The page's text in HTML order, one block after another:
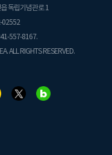
독립기념관로 1
02552
557-8167.
ALL RIGHTS RESERVED.